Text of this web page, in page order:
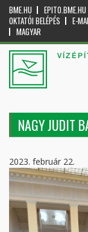
BME.HU EPITO.BME.HU
OKTATÓI BELÉPÉS
E-
MAGYAR
NAGY JUDIT
2023. február 22.